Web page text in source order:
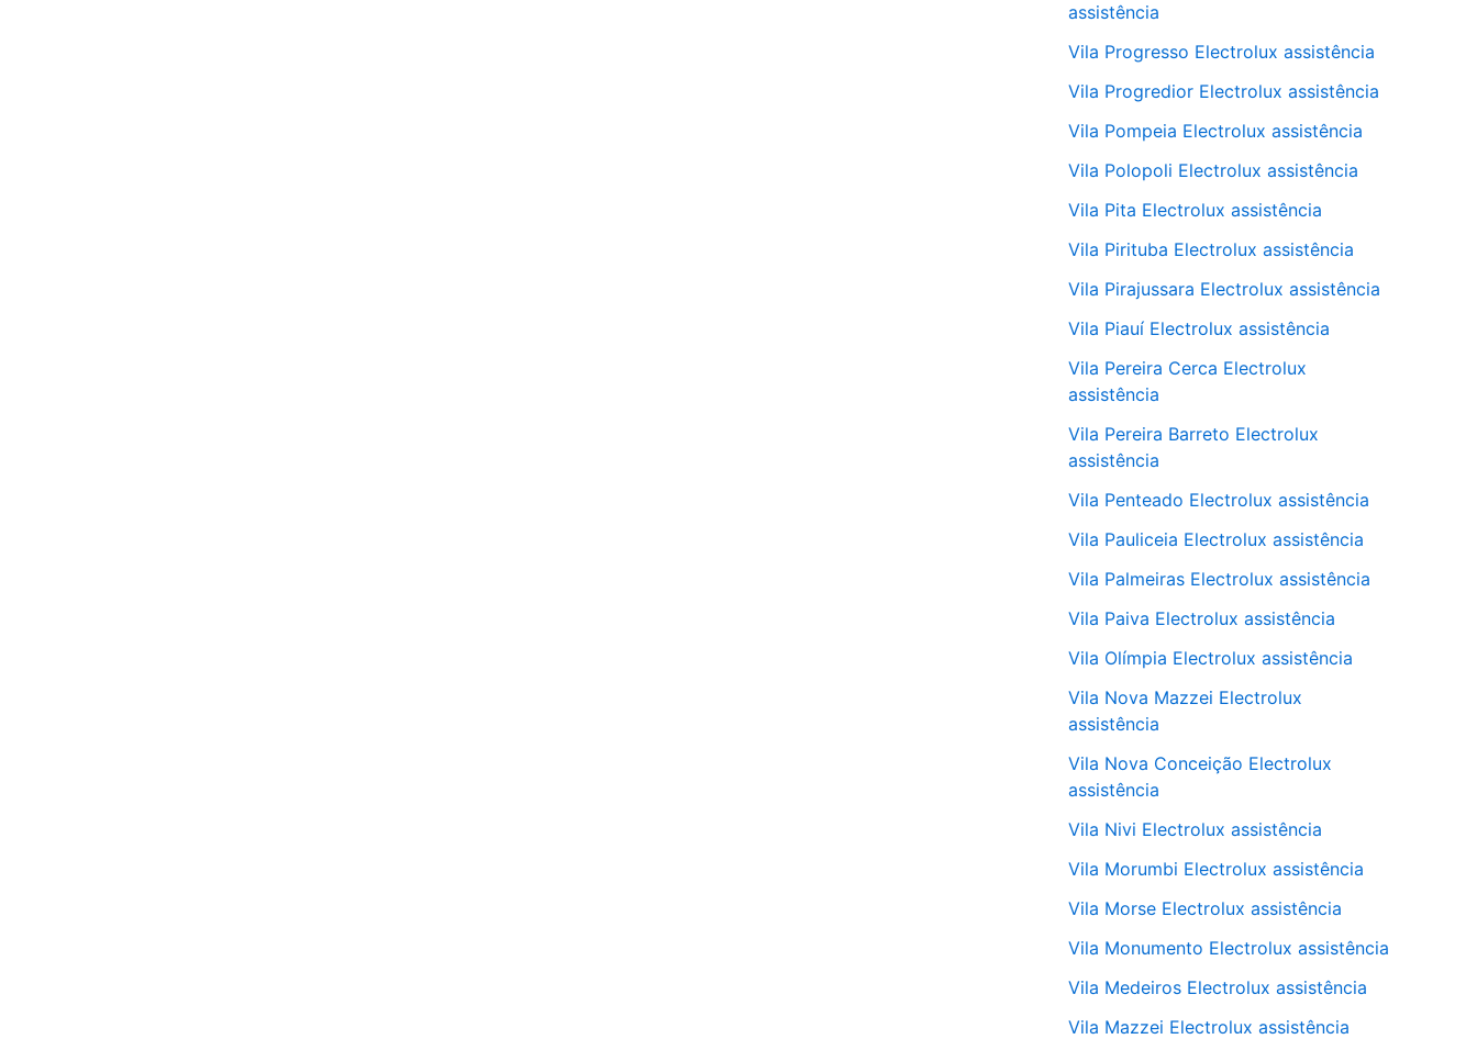
assistência
Vila Progresso Electrolux assistência
Vila Progredior Electrolux assistência
Vila Pompeia Electrolux assistência
Vila Polopoli Electrolux assistência
Vila Pita Electrolux assistência
Vila Pirituba Electrolux assistência
Vila Pirajussara Electrolux assistência
Vila Piauí Electrolux assistência
Vila Pereira Cerca Electrolux
assistência
Vila Pereira Barreto Electrolux
assistência
Vila Penteado Electrolux assistência
Vila Pauliceia Electrolux assistência
Vila Palmeiras Electrolux assistência
Vila Paiva Electrolux assistência
Vila Olímpia Electrolux assistência
Vila Nova Mazzei Electrolux
assistência
Vila Nova Conceição Electrolux
assistência
Vila Nivi Electrolux assistência
Vila Morumbi Electrolux assistência
Vila Morse Electrolux assistência
Vila Monumento Electrolux assistência
Vila Medeiros Electrolux assistência
Vila Mazzei Electrolux assistência